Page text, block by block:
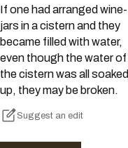
If one had arranged wine-
jars in a cistern and they
became filled with water,
even though the water of
the cistern was all soaked
up, they may be broken.
Suggest an edit